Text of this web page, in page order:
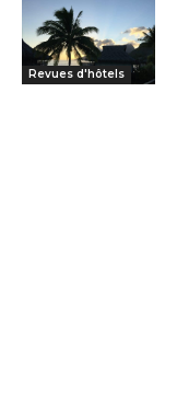
Revues d'hôtels